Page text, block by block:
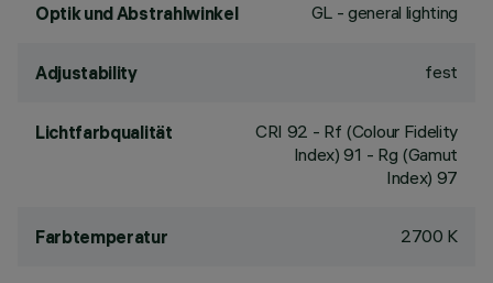
Optik und Abstrahlwinkel GL - general lighting
Adjustability fest
Lichtfarbqualität CRI 92 - Rf (Colour Fidelity
Index) 91 - Rg (Gamut
Index) 97
Farbtemperatur 2700 K